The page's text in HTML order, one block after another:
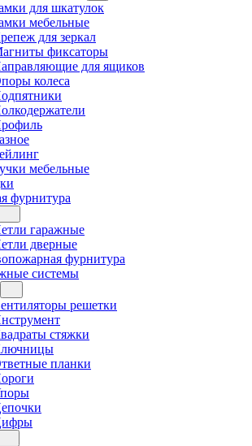
для шкатулок
мебельные
для зеркал
фиксаторы
для ящиков
колеса
мебельные
фурнитура
гаражные
дверные
фурнитура
системы
решетки
стяжки
планки